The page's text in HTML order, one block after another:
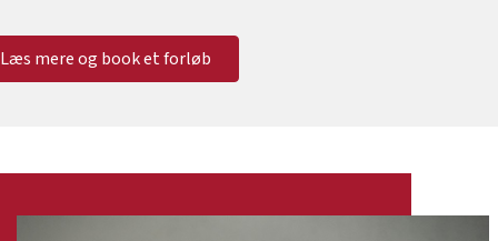
Læs mere og book et forløb